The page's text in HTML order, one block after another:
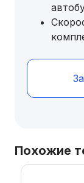
Похожие